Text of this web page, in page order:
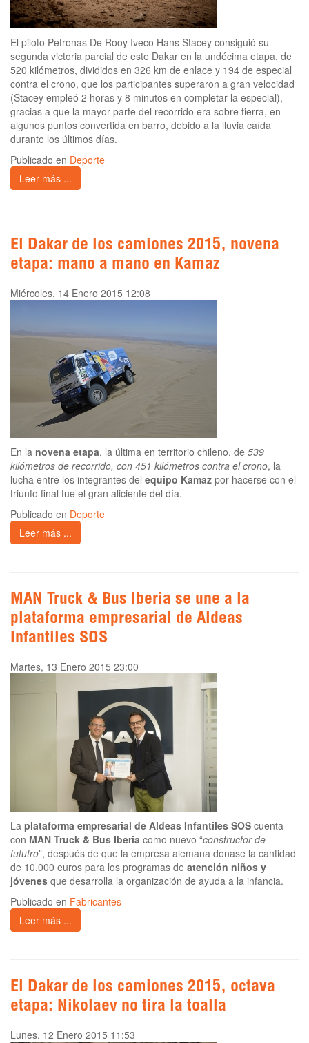
El piloto Petronas De Rooy Iveco Hans Stacey consiguió su
segunda victoria parcial de este Dakar en la undécima etapa, de
520 kilómetros, divididos en 326 km de enlace y 194 de especial
contra el crono, que los participantes superaron a gran velocidad
(Stacey empleó 2 horas y 8 minutos en completar la especial),
gracias a que la mayor parte del recorrido era sobre tierra, en
algunos puntos convertida en barro, debido a la lluvia caída
durante los últimos días.
Publicado en Deporte
Leer más ...
El Dakar de los camiones 2015, novena
etapa: mano a mano en Kamaz
Miércoles, 14 Enero 2015 12:08
En la novena etapa, la última en territorio chileno, de 539
kilómetros de recorrido, con 451 kilómetros contra el crono, la
lucha entre los integrantes del equipo Kamaz por hacerse con el
triunfo final fue el gran aliciente del día.
Publicado en Deporte
Leer más ...
MAN Truck & Bus Iberia se une a la
plataforma empresarial de Aldeas
Infantiles SOS
Martes, 13 Enero 2015 23:00
La plataforma empresarial de Aldeas Infantiles SOS cuenta
con MAN Truck & Bus Iberia como nuevo “constructor de
fututro”, después de que la empresa alemana donase la cantidad
de 10.000 euros para los programas de atención niños y
jóvenes que desarrolla la organización de ayuda a la infancia.
Publicado en Fabricantes
Leer más ...
El Dakar de los camiones 2015, octava
etapa: Nikolaev no tira la toalla
Lunes, 12 Enero 2015 11:53